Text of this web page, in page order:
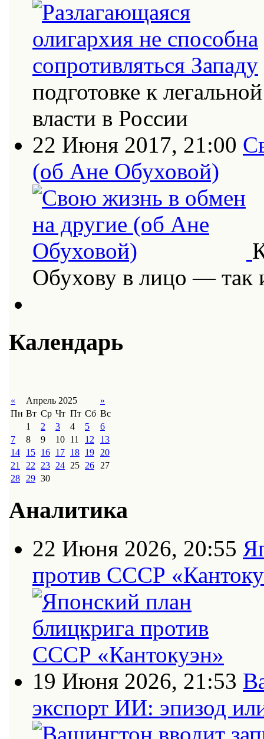
подготовке к
власти в России
22 Июня 2017, 21:00
(об Ане Обуховой)
Обухову в лицо —
Календарь
« Апрель 2025
»
Пн Вт Ср Чт Пт Сб Вс
1
2 3 4 5
6
7
8 9 10 11 12
13
14
15 16 17 18 19
20
21
22 23 24 25 26
27
28
29 30
Аналитика
22 Июня 2026, 20:55
против СССР
19 Июня 2026, 21:53
экспорт ИИ: эпизод